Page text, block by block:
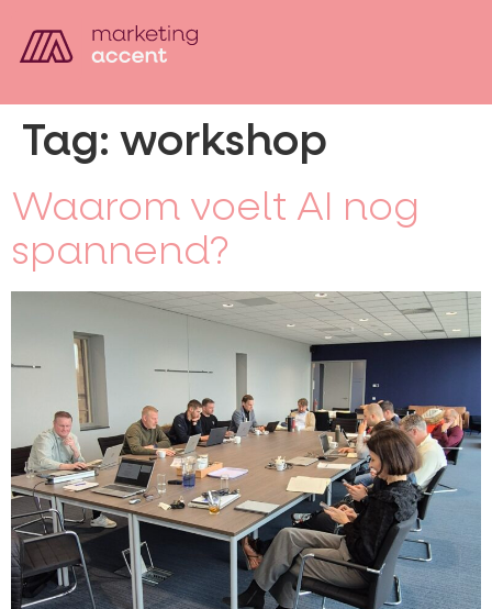
Tag: workshop
Waarom voelt AI nog
spannend?